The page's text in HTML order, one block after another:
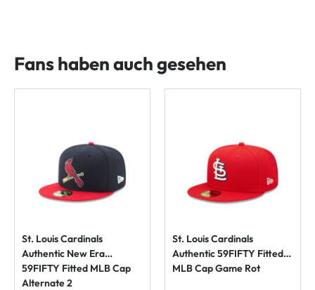
Fans haben auch gesehen
St. Louis Cardinals
Authentic New Era
59FIFTY Fitted MLB Cap
Alternate 2
St. Louis Cardinals
Authentic 59FIFTY Fitted
MLB Cap Game Rot